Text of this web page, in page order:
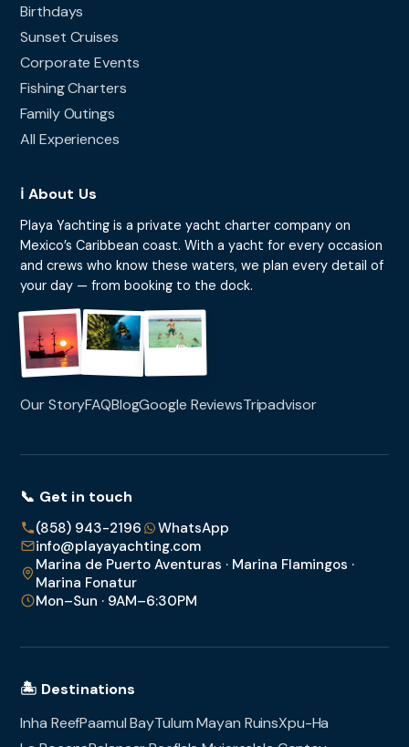
Birthdays
Sunset Cruises
Corporate Events
Fishing Charters
Family Outings
All Experiences
ℹ️ About Us
Playa Yachting is a private yacht charter company on
Mexico’s Caribbean coast. With a yacht for every occasion
and crews who know these waters, we plan every detail of
your day — from booking to the dock.
Our StoryFAQBlogGoogle ReviewsTripadvisor
📞 Get in touch
(858) 943-2196
WhatsApp
info@playayachting.com
Marina de Puerto Aventuras · Marina Flamingos ·
Marina Fonatur
Mon–Sun · 9AM–6:30PM
🏝️ Destinations
Inha ReefPaamul BayTulum Mayan RuinsXpu-Ha